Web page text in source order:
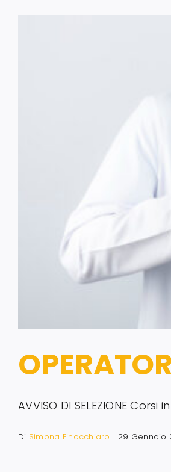
AVVISO DI SELEZIONE
Di Simona Finocchiaro | 29 Gennaio